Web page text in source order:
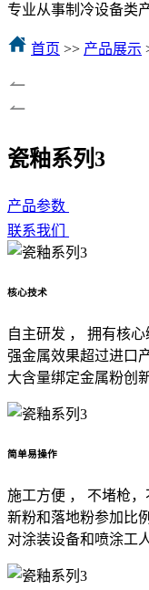
专业从事制冷设备类
首页 >> 产品展示
瓷釉系列3
产品参数
联系我们
核心技术
自主研发 ， 拥有核心
强金属效果超过进口产
大含量绑定金属粉创
简单易操作
施工方便 ， 不堵枪，
新粉和落地粉参加比
对涂装设备和喷涂工